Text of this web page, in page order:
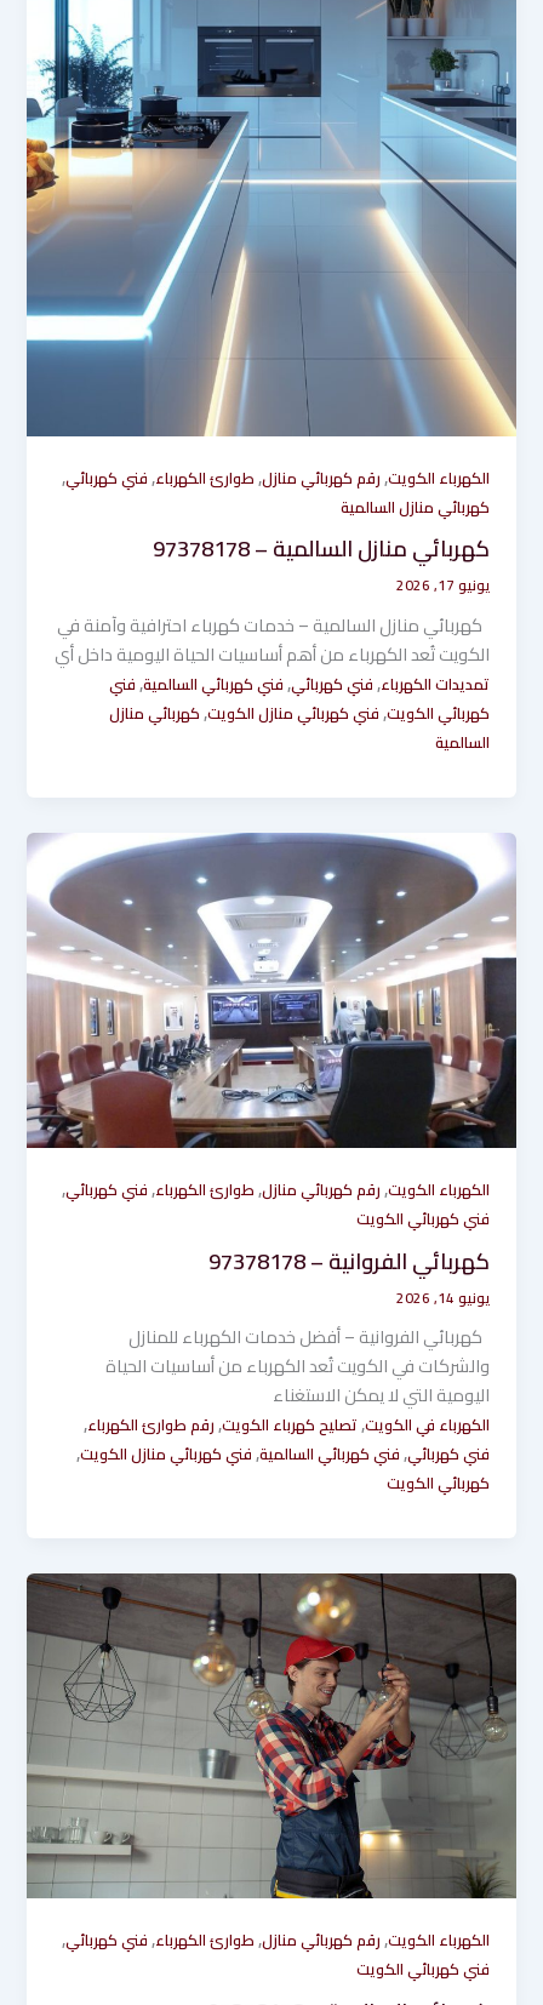
الكهرباء الكويت,رقم كهربائي منازل,طوارئ الكهرباء,فني كهربائي,
كهربائي منازل السالمية
كهربائي منازل السالمية – 97378178
يونيو 17, 2026
كهربائي منازل السالمية – خدمات كهرباء احترافية وآمنة في
الكويت تُعد الكهرباء من أهم أساسيات الحياة اليومية داخل أي
تمديدات الكهرباء,فني كهربائي,فني كهربائي السالمية,فني
كهربائي الكويت,فني كهربائي منازل الكويت,كهربائي منازل
السالمية
الكهرباء الكويت,رقم كهربائي منازل,طوارئ الكهرباء,فني كهربائي,
فني كهربائي الكويت
كهربائي الفروانية – 97378178
يونيو 14, 2026
كهربائي الفروانية – أفضل خدمات الكهرباء للمنازل
والشركات في الكويت تُعد الكهرباء من أساسيات الحياة
اليومية التي لا يمكن الاستغناء
الكهرباء في الكويت,تصليح كهرباء الكويت,رقم طوارئ الكهرباء,
فني كهربائي,فني كهربائي السالمية,فني كهربائي منازل الكويت,
كهربائي الكويت
الكهرباء الكويت,رقم كهربائي منازل,طوارئ الكهرباء,فني كهربائي,
فني كهربائي الكويت